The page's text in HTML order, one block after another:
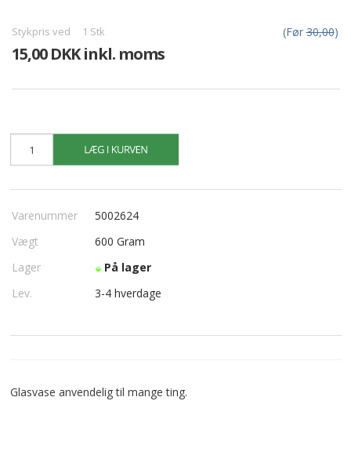
BESTIL
KURV
Stykpris ved 1 Stk (Før30,00)
15,00 DKK inkl. moms
Varenummer
5002624
Vægt
600 Gram
Lager
På lager
Lev.
3-4 hverdage
Glasvase anvendelig til mange ting.